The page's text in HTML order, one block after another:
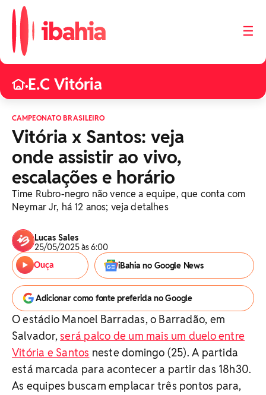
☰
•E.C Vitória
CAMPEONATO BRASILEIRO
Vitória x Santos: veja
onde assistir ao vivo,
escalações e horário
Time Rubro-negro não vence a equipe, que conta com
Neymar Jr, há 12 anos; veja detalhes
Lucas Sales
25/05/2025 às 6:00
Ouça
iBahia no Google News
Adicionar como fonte preferida no Google
O estádio Manoel Barradas, o Barradão, em
Salvador,será palco de um mais um duelo entre
Vitória e Santos neste domingo (25). A partida
está marcada para acontecer a partir das 18h30.
As equipes buscam emplacar três pontos para,